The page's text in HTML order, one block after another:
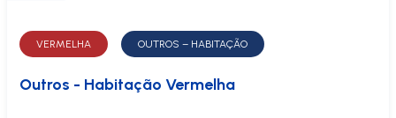
VERMELHA OUTROS – HABITAÇÃO
Outros - Habitação Vermelha